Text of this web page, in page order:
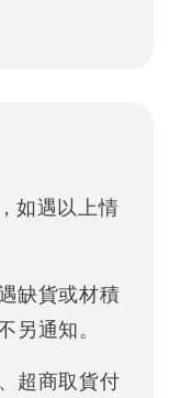
如遇以上情
缺貨或材積
另通知。
超商取貨付